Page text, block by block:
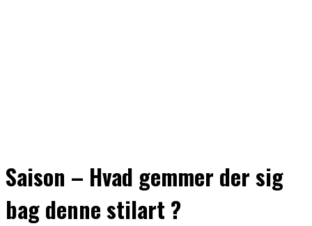
Saison – Hvad gemmer der sig
bag denne stilart ?